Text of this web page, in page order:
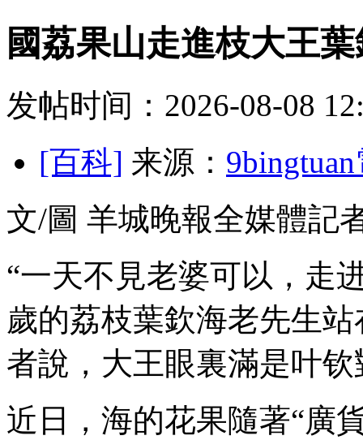
國荔果山走進枝大王
发帖时间：2026-08-08
[百科] 来源：
文/圖 羊城晚報全媒體記
“一天不見老婆可以，走
歲的荔枝葉欽海老先生
者說，大王眼裏滿是叶
近日，海的花果隨著“廣